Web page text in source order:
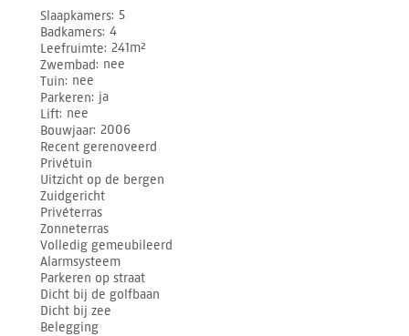
Slaapkamers 5
Badkamers 4
Leefruimte 241m²
Zwembad nee
Tuin nee
Parkeren ja
Lift nee
Bouwjaar 2006
Recent gerenoveerd
Privétuin
Uitzicht op de bergen
Zuidgericht
Privéterras
Zonneterras
Volledig gemeubileerd
Alarmsysteem
Parkeren op straat
Dicht bij de golfbaan
Dicht bij zee
Belegging